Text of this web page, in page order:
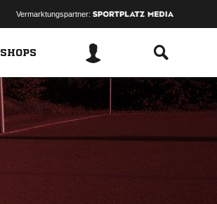
Vermarktungspartner:
SHOPS